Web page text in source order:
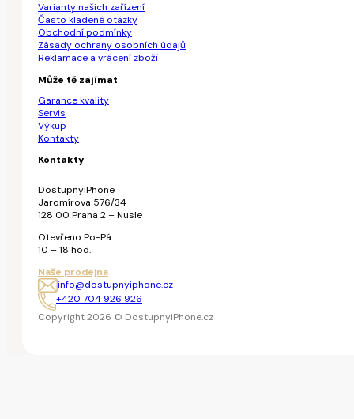
Varianty našich zařízení
Často kladené otázky
Obchodní podmínky
Zásady ochrany osobních údajů
Reklamace a vrácení zboží
Může tě zajímat
Garance kvality
Servis
Výkup
Kontakty
Kontakty
DostupnyiPhone
Jaromírova 576/34
128 00 Praha 2 – Nusle
Otevřeno Po-Pá
10 – 18 hod.
Naše prodejna
info@dostupnyiphone.cz
+420 704 926 926
Copyright 2026 © DostupnyiPhone.cz